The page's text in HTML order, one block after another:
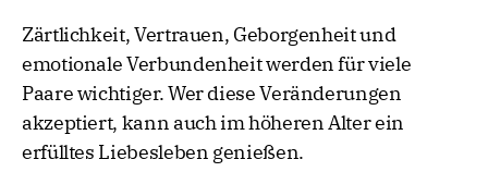
Zärtlichkeit, Vertrauen, Geborgenheit und
emotionale Verbundenheit werden für viele
Paare wichtiger. Wer diese Veränderungen
akzeptiert, kann auch im höheren Alter ein
erfülltes Liebesleben genießen.